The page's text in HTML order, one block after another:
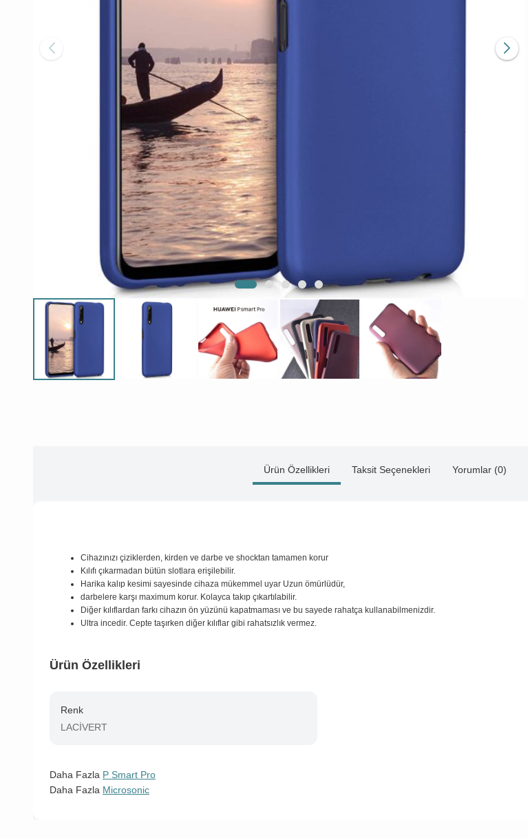
Ürün Özellikleri Taksit Seçenekleri Yorumlar (0)
Cihazınızı çiziklerden, kirden ve darbe ve shocktan tamamen korur
Kılıfı çıkarmadan bütün slotlara erişilebilir.
Harika kalıp kesimi sayesinde cihaza mükemmel uyar Uzun ömürlüdür,
darbelere karşı maximum korur. Kolayca takıp çıkartılabilir.
Diğer kılıflardan farkı cihazın ön yüzünü kapatmaması ve bu sayede rahatça kullanabilmenizdir.
Ultra incedir. Cepte taşırken diğer kılıflar gibi rahatsızlık vermez.
Ürün Özellikleri
Renk
LACİVERT
Daha Fazla P Smart Pro
Daha Fazla Microsonic